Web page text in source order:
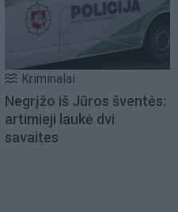
Kriminalai
Negrįžo iš Jūros šventės:
artimieji laukė dvi
savaites